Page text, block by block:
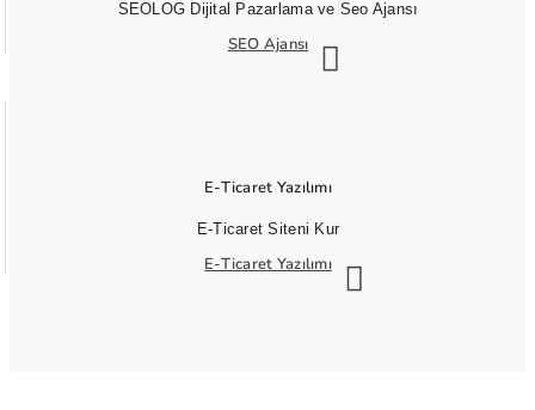
SEOLOG Dijital Pazarlama ve Seo Ajansı
SEO Ajansı
E-Ticaret Yazılımı
E-Ticaret Siteni Kur
E-Ticaret Yazılımı